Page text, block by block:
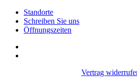
Standorte
Schreiben Sie uns
Öffnungszeiten
Vertrag